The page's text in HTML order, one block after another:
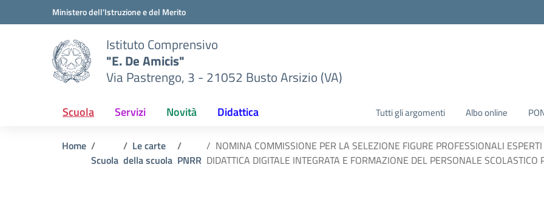
Vai ai contenuti
Vai al menu di navigazioneMinistero dell'Istruzione e del Merito
Istituto Comprensivo
"E. De Amicis"
Via Pastrengo, 3 - 21052 Busto Arsizio (VA)
Scuola Servizi Novità Didattica Tutti gli argomenti Albo online
Home
Scuola
Le carte
della scuola PNRR
NOMINA COMMISSIONE PER LA SELEZIONE FIGURE PROFESSIONALI
DIDATTICA DIGITALE INTEGRATA E FORMAZIONE DEL PERSONALE